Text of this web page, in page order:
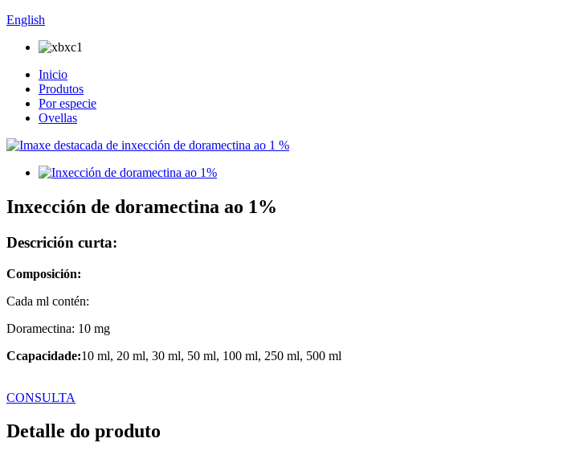
English
Inicio
Produtos
Por especie
Ovellas
Inxección de doramectina ao 1%
Descrición curta:
Composición:
Cada ml contén:
Doramectina: 10 mg
Ccapacidade:10 ml, 20 ml, 30 ml, 50 ml, 100 ml, 250 ml, 500 ml
CONSULTA
Detalle do produto